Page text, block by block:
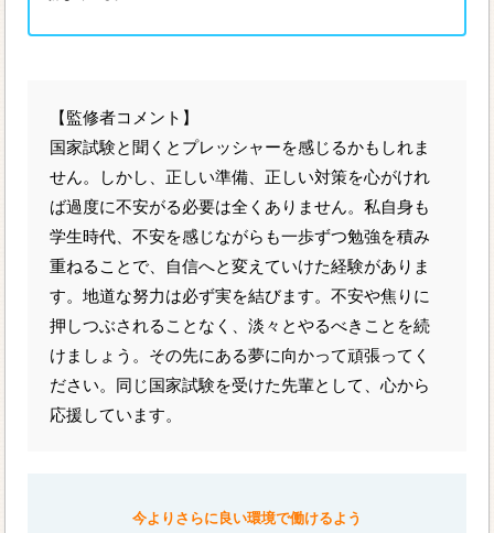
【監修者コメント】
国家試験と聞くとプレッシャーを感じるかもしれま
せん。しかし、正しい準備、正しい対策を心がけれ
ば過度に不安がる必要は全くありません。私自身も
学生時代、不安を感じながらも一歩ずつ勉強を積み
重ねることで、自信へと変えていけた経験がありま
す。地道な努力は必ず実を結びます。不安や焦りに
押しつぶされることなく、淡々とやるべきことを続
けましょう。その先にある夢に向かって頑張ってく
ださい。同じ国家試験を受けた先輩として、心から
応援しています。
今よりさらに良い環境で働けるよう